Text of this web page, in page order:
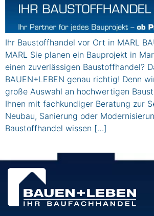
Ihr Baustoffhandel vor Ort in MARL
MARL Sie planen ein Bauprojekt in
einen zuverlässigen Baustoffhandel?
BAUEN+LEBEN genau richtig! Denn
große Auswahl an hochwertigen
Ihnen mit fachkundiger Beratung zur
Neubau, Sanierung oder
Baustoffhandel wissen […]